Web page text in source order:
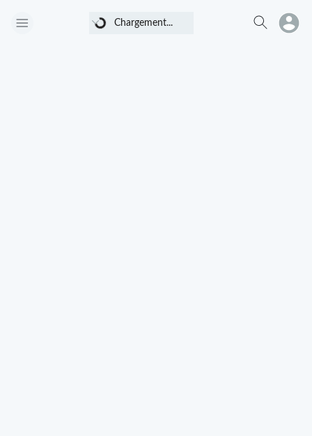
Chargement...